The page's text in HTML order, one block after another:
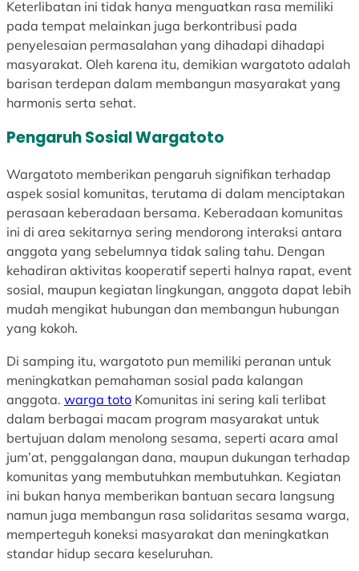
s
n
i
s
l
w
a
n
K
e
t
e
r
r
u
k
a
n
E
k
o
n
o
t
o
r
B
n
s
B
e
r
j
u
a
n
e
l
a
w
a
n
K
e
m
i
n
S
e
k
r
i
s
n
i
s
B
e
r
a
n
g
M
e
l
a
w
a
n
Keterlibatan ini tidak hanya menguatkan rasa memiliki
pada tempat melainkan juga berkontribusi pada
penyelesaian permasalahan yang dihadapi dihadapi
masyarakat. Oleh karena itu, demikian wargatoto adalah
barisan terdepan dalam membangun masyarakat yang
harmonis serta sehat.
Pengaruh Sosial Wargatoto
Wargatoto memberikan pengaruh signifikan terhadap
aspek sosial komunitas, terutama di dalam menciptakan
perasaan keberadaan bersama. Keberadaan komunitas
ini di area sekitarnya sering mendorong interaksi antara
anggota yang sebelumnya tidak saling tahu. Dengan
kehadiran aktivitas kooperatif seperti halnya rapat, event
sosial, maupun kegiatan lingkungan, anggota dapat lebih
mudah mengikat hubungan dan membangun hubungan
yang kokoh.
Di samping itu, wargatoto pun memiliki peranan untuk
meningkatkan pemahaman sosial pada kalangan
anggota. warga toto Komunitas ini sering kali terlibat
dalam berbagai macam program masyarakat untuk
bertujuan dalam menolong sesama, seperti acara amal
jum’at, penggalangan dana, maupun dukungan terhadap
komunitas yang membutuhkan membutuhkan. Kegiatan
ini bukan hanya memberikan bantuan secara langsung
namun juga membangun rasa solidaritas sesama warga,
memperteguh koneksi masyarakat dan meningkatkan
standar hidup secara keseluruhan.